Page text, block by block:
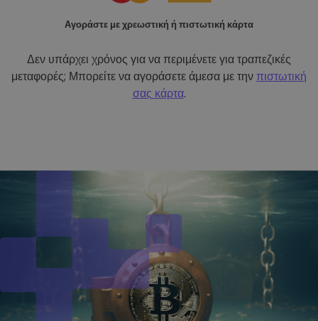
Αγοράστε με χρεωστική ή πιστωτική κάρτα
Δεν υπάρχει χρόνος για να περιμένετε για τραπεζικές
μεταφορές; Μπορείτε να αγοράσετε άμεσα με τηνπιστωτική
σας κάρτα.